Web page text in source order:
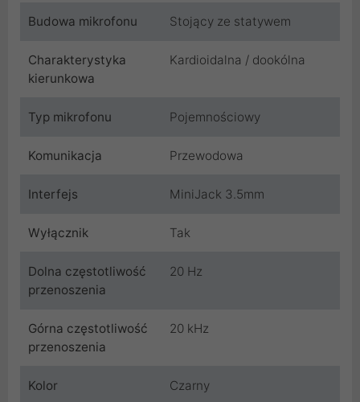
Budowa mikrofonu Stojący ze statywem
Charakterystyka
kierunkowa
Kardioidalna / dookólna
Typ mikrofonu Pojemnościowy
Komunikacja Przewodowa
Interfejs MiniJack 3.5mm
Wyłącznik Tak
Dolna częstotliwość
przenoszenia
20 Hz
Górna częstotliwość
przenoszenia
20 kHz
Kolor Czarny